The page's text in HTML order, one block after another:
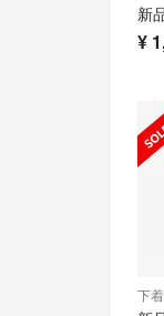
¥
下着